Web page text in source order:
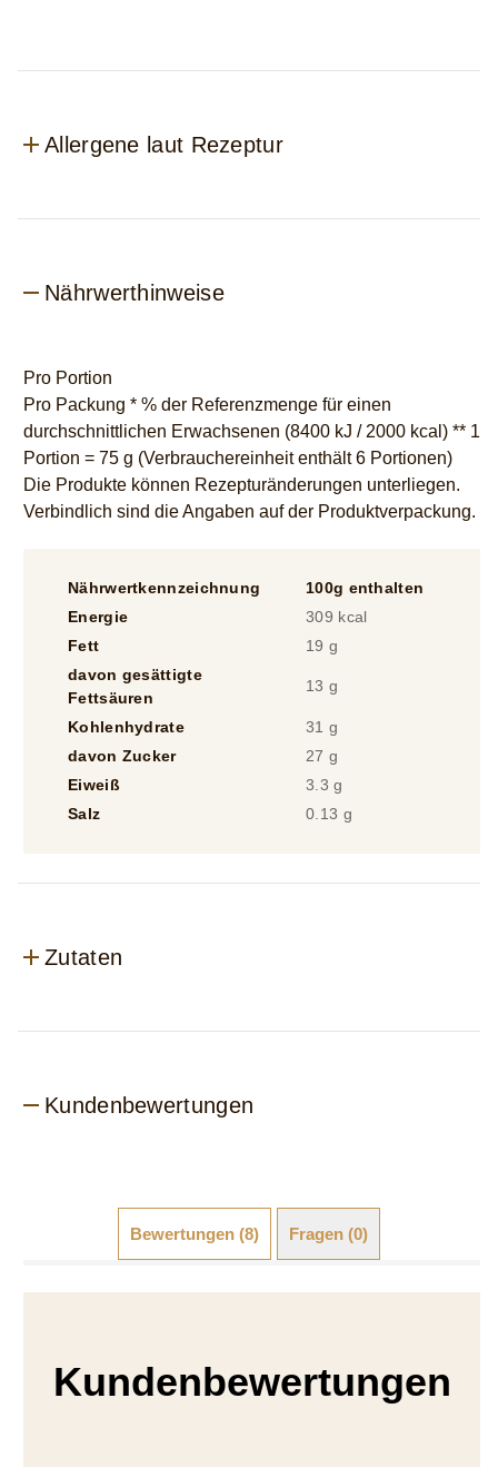
Bewertungen.
Allergene laut Rezeptur
Nährwerthinweise
Pro Portion
Pro Packung * % der Referenzmenge für einen
durchschnittlichen Erwachsenen (8400 kJ / 2000 kcal) ** 1
Portion = 75 g (Verbrauchereinheit enthält 6 Portionen)
Die Produkte können Rezepturänderungen unterliegen.
Verbindlich sind die Angaben auf der Produktverpackung.
Nährwertkennzeichnung 100g enthalten
Energie
309 kcal
Fett
19 g
davon gesättigte
Fettsäuren
13 g
Kohlenhydrate 31 g
davon Zucker
27 g
Eiweiß
3.3 g
Salz
0.13 g
Zutaten
Kundenbewertungen
Bewertungen (8) Fragen (0)
Kundenbewertungen